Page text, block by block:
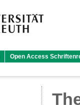
Open Access